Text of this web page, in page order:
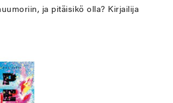
ja pitäisikö olla? Kirjailija